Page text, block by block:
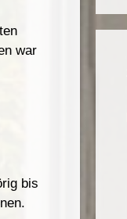
war
ig bis